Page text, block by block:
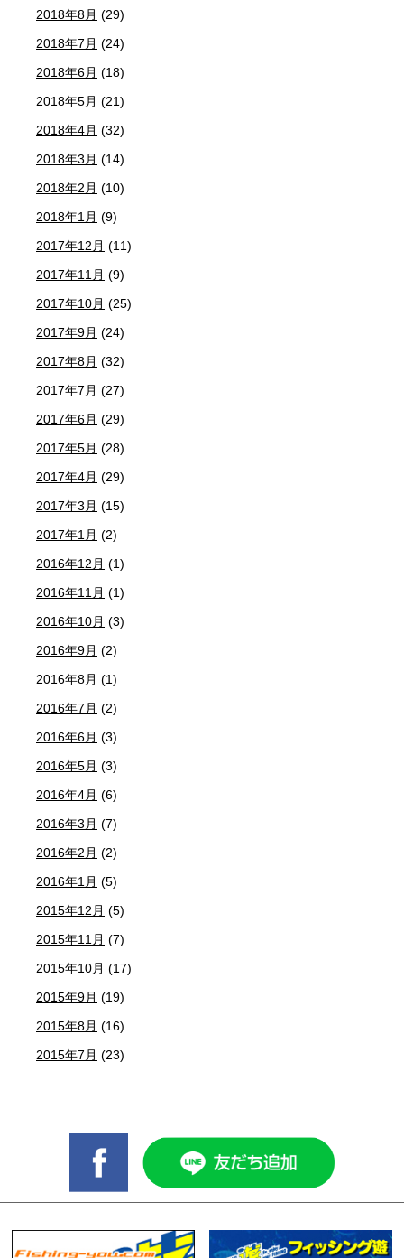
2018年8月 (29)
2018年7月 (24)
2018年6月 (18)
2018年5月 (21)
2018年4月 (32)
2018年3月 (14)
2018年2月 (10)
2018年1月 (9)
2017年12月 (11)
2017年11月 (9)
2017年10月 (25)
2017年9月 (24)
2017年8月 (32)
2017年7月 (27)
2017年6月 (29)
2017年5月 (28)
2017年4月 (29)
2017年3月 (15)
2017年1月 (2)
2016年12月 (1)
2016年11月 (1)
2016年10月 (3)
2016年9月 (2)
2016年8月 (1)
2016年7月 (2)
2016年6月 (3)
2016年5月 (3)
2016年4月 (6)
2016年3月 (7)
2016年2月 (2)
2016年1月 (5)
2015年12月 (5)
2015年11月 (7)
2015年10月 (17)
2015年9月 (19)
2015年8月 (16)
2015年7月 (23)